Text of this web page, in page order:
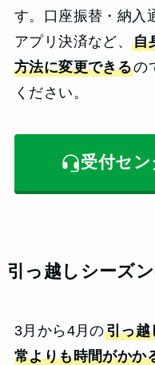
す。口座振替・納入
アプリ決済など、自
方法に変更できるの
ください。
受付セ
引っ越しシーズ
3月から4月の引っ越
常よりも時間がかか